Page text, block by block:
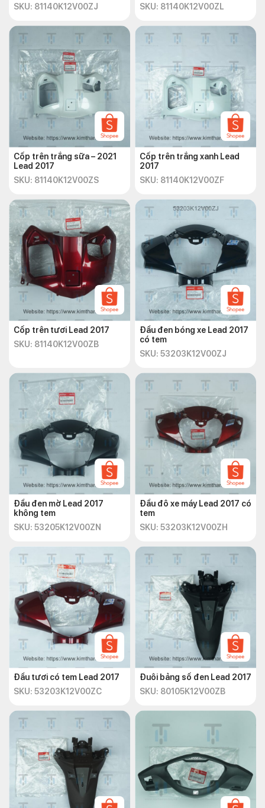
SKU: 81140K12V00ZJ SKU: 81140K12V00ZL
Cốp trên trắng sữa – 2021
Lead 2017
SKU: 81140K12V00ZS
Cốp trên trắng xanh Lead
2017
SKU: 81140K12V00ZF
Cốp trên tươi Lead 2017
SKU: 81140K12V00ZB
Đầu đen bóng xe Lead 2017
có tem
SKU: 53203K12V00ZJ
Đầu đen mờ Lead 2017
không tem
SKU: 53205K12V00ZN
Đầu đô xe máy Lead 2017 có
tem
SKU: 53203K12V00ZH
Đầu tươi có tem Lead 2017
SKU: 53203K12V00ZC
Đuôi bảng số đen Lead 2017
SKU: 80105K12V00ZB